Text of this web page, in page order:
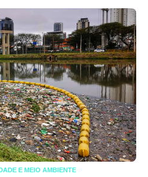
E MEIO AMBIENTE